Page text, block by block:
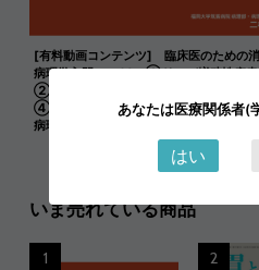
[有料動画コンテンツ] 臨床医のための
病理学入門 vol.1 ①リンパ増殖性疾患
②胃の正常粘膜について／③胃のポリー
④胃炎 二村 聡（福岡大学筑紫病院病理
病理診断科）（GAS20260716-1）
いま売れている商品
1 2
あなたは医療関係者(
はい